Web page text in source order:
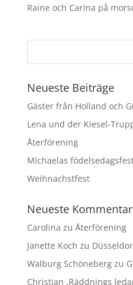
Raine och Carina på
Neueste Beiträge
Gäster från Holland och
Lena und der Kiesel-
Återförening
Michaelas
Weihnachstfest
Neueste
Carolina zu Återförening
Janette Koch zu
Walburg Schönebergzu
Christian ,Räddnings